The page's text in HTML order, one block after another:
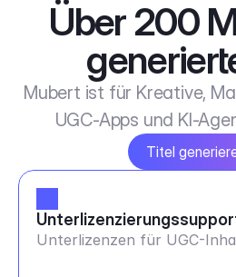
Über 200
Mubert ist für Kreative,
UGC-Apps und KI-
Titel
Unterlizenzen für UGC-